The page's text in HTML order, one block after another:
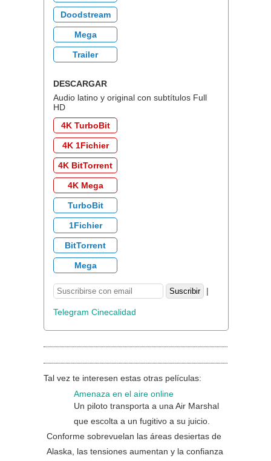
Doodstream
Mega
Trailer
DESCARGAR
Audio latino y original con subtítulos Full
HD
4K TurboBit
4K 1Fichier
4K BitTorrent
4K Mega
TurboBit
1Fichier
BitTorrent
Mega
|
Telegram Cinecalidad
Tal vez te interesen estas otras películas:
Amenaza en el aire online
Un piloto transporta a una Air Marshal
que escolta a un fugitivo a su juicio.
Conforme sobrevuelan las áreas desiertas de
Alaska, las tensiones aumentan y la confianza